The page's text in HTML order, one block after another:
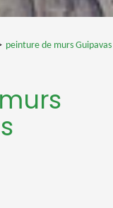
peinture de murs Guipavas